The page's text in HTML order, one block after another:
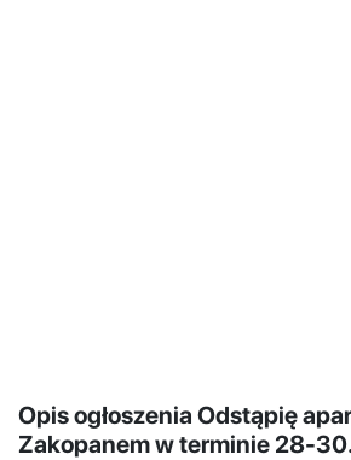
Opis ogłoszenia Odstąpię
Zakopanem w terminie 28-